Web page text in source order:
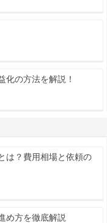
化の方法を解説！
は？費用相場と依頼の
め方を徹底解説